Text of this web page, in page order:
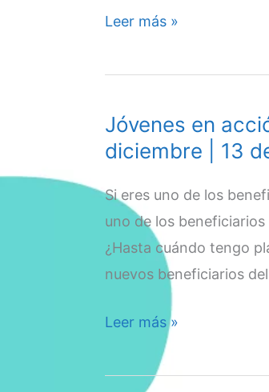
Bono
de
mil
pesos
Enlace
de
consulta
|
diciembre
Leer más »
Jóvenes en
diciembre | 13
Si eres uno de los
uno de los
¿Hasta cuándo tengo
nuevos beneficiarios
Jóvenes
acción
Leer más »